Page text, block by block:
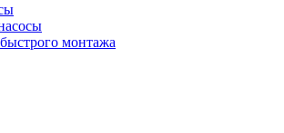
монтажа